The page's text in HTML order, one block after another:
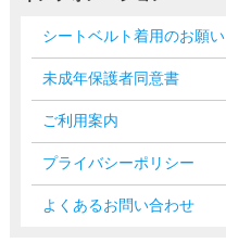
シートベルト着用のお願い
未成年保護者同意書
ご利用案内
プライバシーポリシー
よくあるお問い合わせ